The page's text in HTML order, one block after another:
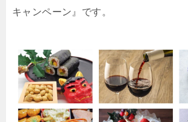
キャンペーン』です。